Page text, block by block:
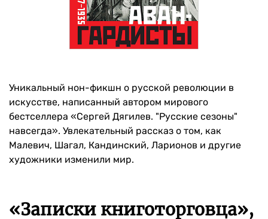
Уникальный нон-фикшн о русской революции в
искусстве, написанный автором мирового
бестселлера «Сергей Дягилев. "Русские сезоны"
навсегда». Увлекательный рассказ о том, как
Малевич, Шагал, Кандинский, Ларионов и другие
художники изменили мир.
«Записки книготорговца»,